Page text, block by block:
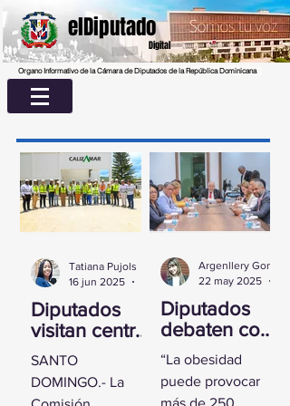
elDiputado
Digital
Organo Informativo de la Cámara de Diputados de la República Dominicana
Diputados
visitan centro
UASD La
Romana para
conocer
SANTO
DOMINGO.- La
Tatiana Pujols
16 jun 2025
Diputados
debaten con
experta
sobre la
obesidad
“La obesidad
puede provocar
más de 250
22 may 2025